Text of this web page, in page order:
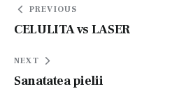
Navigare
în
articole
PREVIOUS
CELULITA vs LASER
NEXT
Sanatatea pielii